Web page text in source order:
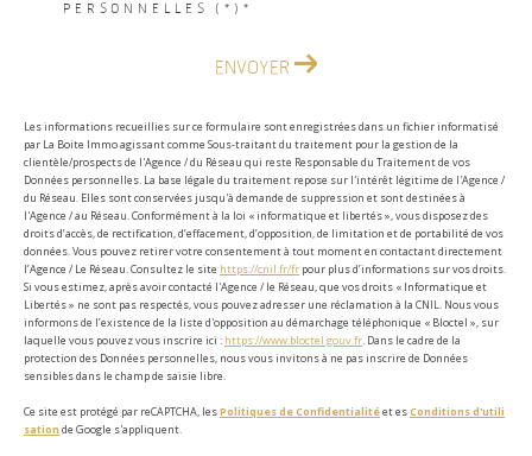
PERSONNELLES (*)*
ENVOYER
Les informations recueillies sur ce formulaire sont enregistrées dans un fichier informatisé
par La Boite Immo agissant comme Sous-traitant du traitement pour la gestion de la
clientèle/prospects de l'Agence / du Réseau qui reste Responsable du Traitement de vos
Données personnelles. La base légale du traitement repose sur l'intérêt légitime de l'Agence /
du Réseau. Elles sont conservées jusqu'à demande de suppression et sont destinées à
l'Agence / au Réseau. Conformément à la loi « informatique et libertés », vous disposez des
droits d’accès, de rectification, d’effacement, d’opposition, de limitation et de portabilité de vos
données. Vous pouvez retirer votre consentement à tout moment en contactant directement
l’Agence / Le Réseau. Consultez le site https://cnil.fr/fr pour plus d’informations sur vos droits.
Si vous estimez, après avoir contacté l'Agence / le Réseau, que vos droits « Informatique et
Libertés » ne sont pas respectés, vous pouvez adresser une réclamation à la CNIL. Nous vous
informons de l’existence de la liste d'opposition au démarchage téléphonique « Bloctel », sur
laquelle vous pouvez vous inscrire ici : https://www.bloctel.gouv.fr. Dans le cadre de la
protection des Données personnelles, nous vous invitons à ne pas inscrire de Données
sensibles dans le champ de saisie libre.
Ce site est protégé par reCAPTCHA, lesPolitiques de Confidentialitéet esConditions d'utili
sation de Google s'appliquent.